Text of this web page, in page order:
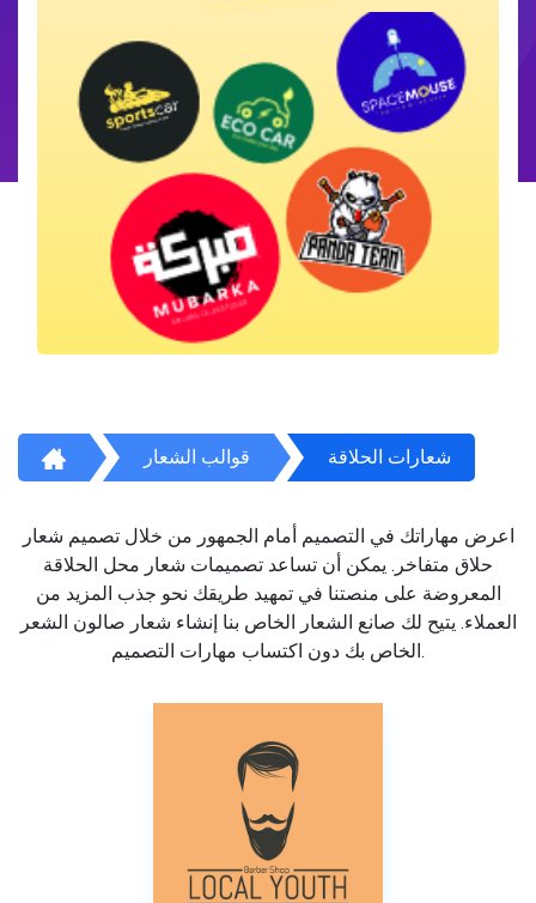
قوالب الشعار شعارات الحلاقة
اعرض مهاراتك في التصميم أمام الجمهور من خلال تصميم شعار
حلاق متفاخر. يمكن أن تساعد تصميمات شعار محل الحلاقة
المعروضة على منصتنا في تمهيد طريقك نحو جذب المزيد من
العملاء. يتيح لك صانع الشعار الخاص بنا إنشاء شعار صالون الشعر
الخاص بك دون اكتساب مهارات التصميم.